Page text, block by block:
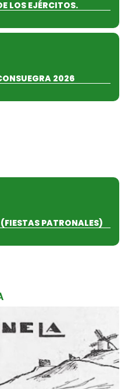
LOS EJÉRCITOS.
2026
PATRONALES)